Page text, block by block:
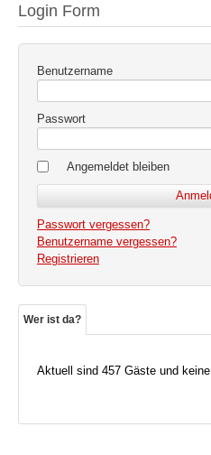
Login Form
Benutzername
Passwort
Angemeldet bleiben
Passwort vergessen?
Benutzername vergessen?
Registrieren
Wer ist da?
Aktuell sind 457 Gäste und